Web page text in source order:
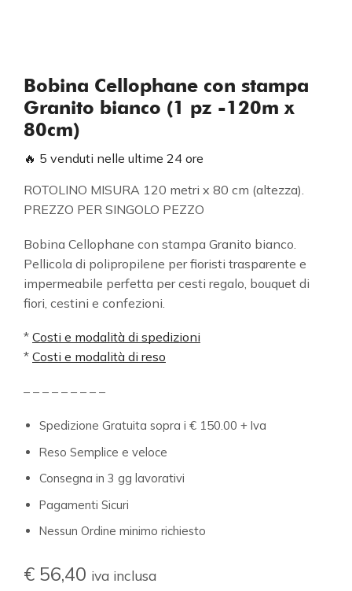
Bobina Cellophane con stampa
Granito bianco (1 pz -120m x
80cm)
🔥 5 venduti nelle ultime 24 ore
ROTOLINO MISURA 120 metri x 80 cm (altezza).
PREZZO PER SINGOLO PEZZO
Bobina Cellophane con stampa Granito bianco.
Pellicola di polipropilene per fioristi trasparente e
impermeabile perfetta per cesti regalo, bouquet di
fiori, cestini e confezioni.
* Costi e modalità di spedizioni
* Costi e modalità di reso
– – – – – – – – –
Spedizione Gratuita sopra i € 150.00 + Iva
Reso Semplice e veloce
Consegna in 3 gg lavorativi
Pagamenti Sicuri
Nessun Ordine minimo richiesto
€ 56,40 iva inclusa